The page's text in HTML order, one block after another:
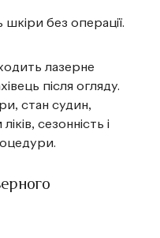
без операції.
лазерне
після огляду.
стан судин,
сезонність і